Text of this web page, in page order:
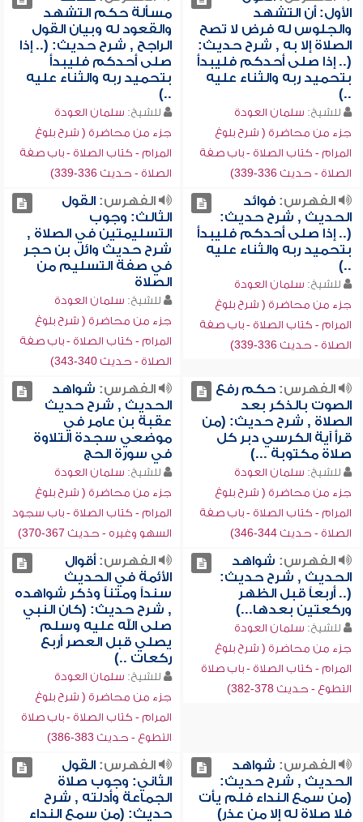
الأول: أن التشهد
والجلوس له فرض لا تصح
الصلاة إلا به , شرح حديث:
(.. إذا صلى أحدكم فليبدأ
بتحميد ربه والثناء عليه
..)
للشيخ: سلمان العودة
جزء من محاضرة ( شرح بلوغ
المرام - كتاب الصلاة - باب صفة
الصلاة - حديث 336-339)
مسألة حكم التشهد
والقعود له وبيان القول
الراجح , شرح حديث: (.. إذا
صلى أحدكم فليبدأ
بتحميد ربه والثناء عليه
..)
للشيخ: سلمان العودة
جزء من محاضرة ( شرح بلوغ
المرام - كتاب الصلاة - باب صفة
الصلاة - حديث 336-339)
الفهرس:فوائد
الحديث , شرح حديث:
(.. إذا صلى أحدكم فليبدأ
بتحميد ربه والثناء عليه
..)
للشيخ: سلمان العودة
جزء من محاضرة ( شرح بلوغ
المرام - كتاب الصلاة - باب صفة
الصلاة - حديث 336-339)
الفهرس:القول
الثالث: وجوب
التسليمتين في الصلاة ,
شرح حديث وائل بن حجر
في صفة التسليم من
الصلاة
للشيخ: سلمان العودة
جزء من محاضرة ( شرح بلوغ
المرام - كتاب الصلاة - باب صفة
الصلاة - حديث 340-343)
الفهرس:حكم رفع
الصوت بالذكر بعد
الصلاة , شرح حديث: (من
قرأ آية الكرسي دبر كل
صلاة مكتوبة ...)
للشيخ: سلمان العودة
جزء من محاضرة ( شرح بلوغ
المرام - كتاب الصلاة - باب صفة
الصلاة - حديث 344-346)
الفهرس: شواهد
الحديث , شرح حديث
عقبة بن عامر في
موضعي سجدة التلاوة
في سورة الحج
للشيخ: سلمان العودة
جزء من محاضرة ( شرح بلوغ
المرام - كتاب الصلاة - باب سجود
السهو وغيره - حديث 367-370)
الفهرس: شواهد
الحديث , شرح حديث:
(.. أربعاً قبل الظهر
وركعتين بعدها...)
للشيخ: سلمان العودة
جزء من محاضرة ( شرح بلوغ
المرام - كتاب الصلاة - باب صلاة
التطوع - حديث 378-382)
الفهرس:أقوال
الأئمة في الحديث
سنداً ومتناً وذكر شواهده
, شرح حديث: (كان النبي
صلى الله عليه وسلم
يصلي قبل العصر أربع
ركعات ..)
للشيخ: سلمان العودة
جزء من محاضرة ( شرح بلوغ
المرام - كتاب الصلاة - باب صلاة
التطوع - حديث 383-386)
الفهرس: شواهد
الحديث , شرح حديث:
(من سمع النداء فلم يأت
فلا صلاة له إلا من عذر)
الفهرس:القول
الثاني: وجوب صلاة
الجماعة وأدلته , شرح
حديث: (من سمع النداء